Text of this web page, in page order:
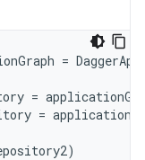
=
=
=
)